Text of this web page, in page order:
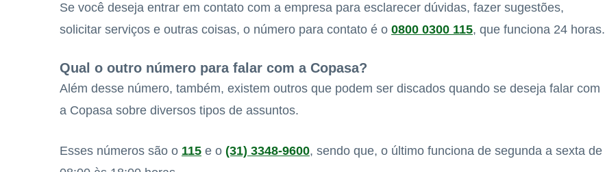
Se você deseja entrar em contato com a empresa para esclarecer dúvidas, fazer sugestões,
solicitar serviços e outras coisas, o número para contato é o 0800 0300 115, que funciona 24 horas.
Qual o outro número para falar com a Copasa?
Além desse número, também, existem outros que podem ser discados quando se deseja falar com
a Copasa sobre diversos tipos de assuntos.
Esses números são o 115 e o (31) 3348-9600, sendo que, o último funciona de segunda a sexta de